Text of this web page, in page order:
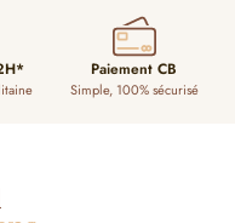
Paiement CB
Simple, 100% sécurisé